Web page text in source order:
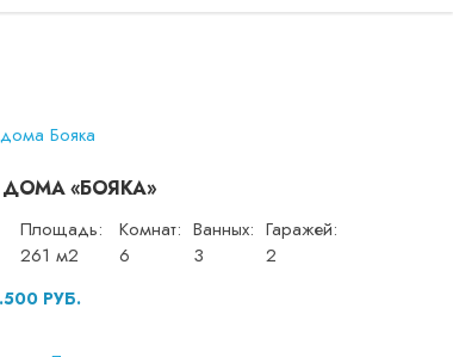
«БОЯКА»
Площадь:
261 м2
Комнат:
6
Ванных:
3
Гаражей:
2
РУБ.